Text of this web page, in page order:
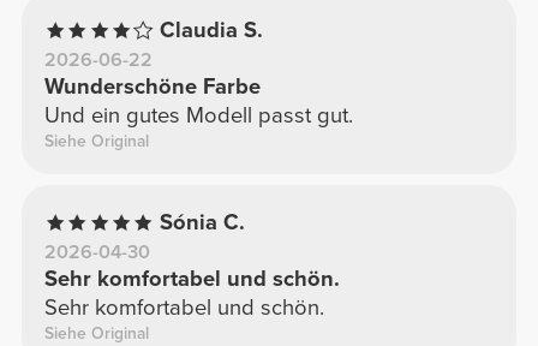
Claudia S.
2026-06-22
Wunderschöne Farbe
Und ein gutes Modell passt gut.
Siehe Original
Sónia C.
2026-04-30
Sehr komfortabel und schön.
Sehr komfortabel und schön.
Siehe Original